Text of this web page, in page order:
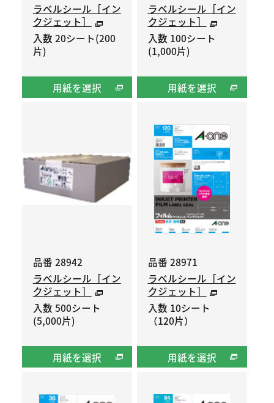
ラベルシール［イン
クジェット］
入数 20シート(200
片)
用紙を選択
ラベルシール［イン
クジェット］
入数 100シート
(1,000片)
用紙を選択
品番 28942
ラベルシール［イン
クジェット］
入数 500シート
(5,000片)
用紙を選択
品番 28971
ラベルシール［イン
クジェット］
入数 10シート
（120片）
用紙を選択